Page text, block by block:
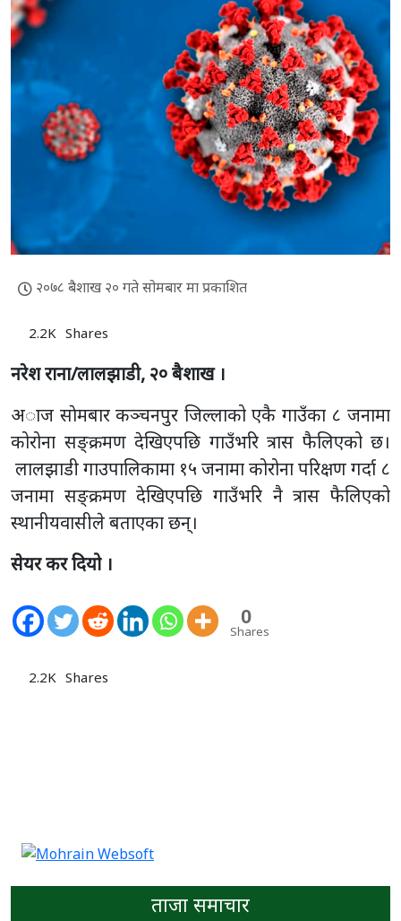
२०७८ बैशाख २० गते सोमबार मा प्रकाशित
2.2K Shares
नरेश राना/लालझाडी, २० बैशाख ।
अाज साेमबार कञ्चनपुर जिल्लाको एकै गाउँका ८ जनामा
कोरोना सङ्क्रमण देखिएपछि गाउँभरि त्रास फैलिएको छ।
लालझाडी गाउपालिकामा १५ जनामा कोरोना परिक्षण गर्दा ८
जनामा सङ्क्रमण देखिएपछि गाउँभरि नै त्रास फैलिएको
स्थानीयवासीले बताएका छन्।
सेयर कर दियो ।
0
Shares
2.2K Shares
ताजा समाचार